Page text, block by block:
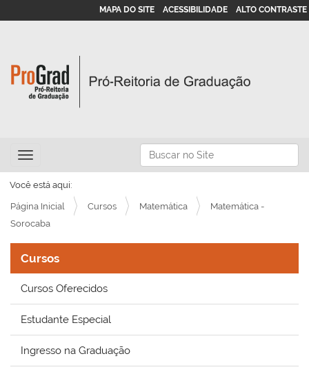
Busca
Busca Avançada…
MAPA DO SITE ACESSIBILIDADE ALTO CONTRASTE
Toggle navigation
Você está aqui:
Página Inicial Cursos Matemática
Matemática -
Sorocaba
Cursos
Cursos Oferecidos
Estudante Especial
Ingresso na Graduação